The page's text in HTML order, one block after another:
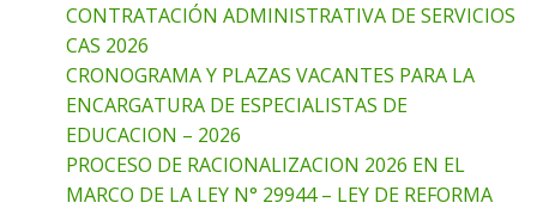
CONTRATACIÓN ADMINISTRATIVA DE SERVICIOS
CAS 2026
CRONOGRAMA Y PLAZAS VACANTES PARA LA
ENCARGATURA DE ESPECIALISTAS DE
EDUCACION – 2026
PROCESO DE RACIONALIZACION 2026 EN EL
MARCO DE LA LEY N° 29944 – LEY DE REFORMA